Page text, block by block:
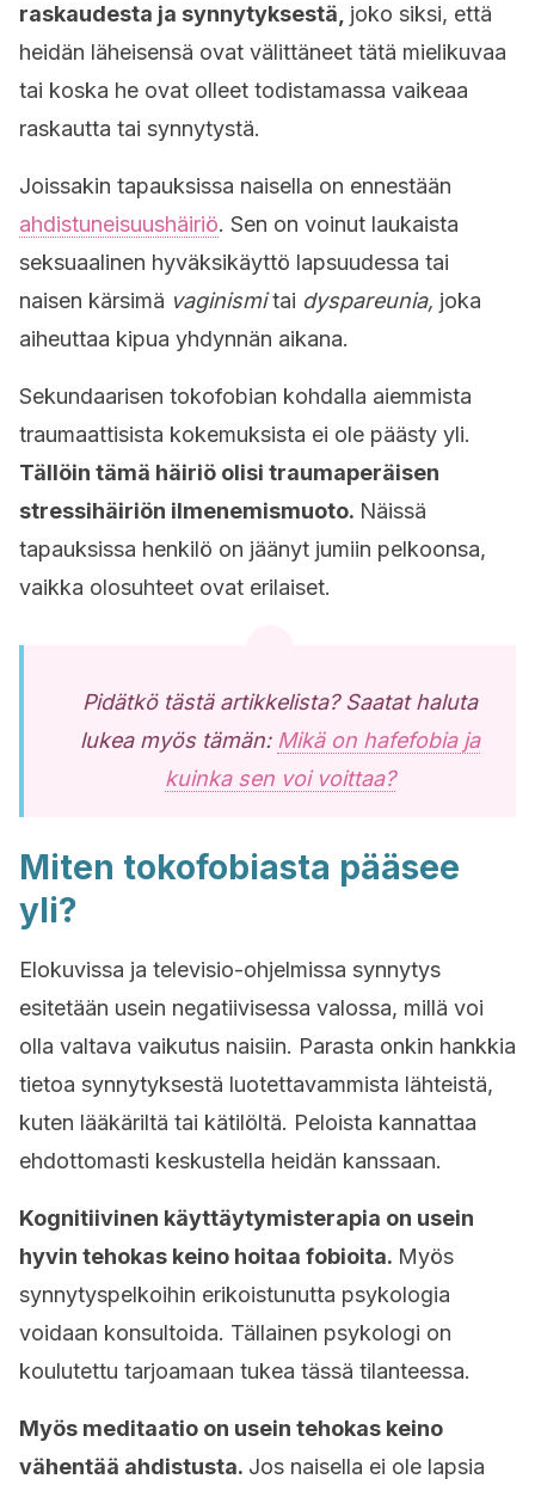
raskaudesta ja synnytyksestä, joko siksi, että
heidän läheisensä ovat välittäneet tätä mielikuvaa
tai koska he ovat olleet todistamassa vaikeaa
raskautta tai synnytystä.
Joissakin tapauksissa naisella on ennestään
ahdistuneisuushäiriö. Sen on voinut laukaista
seksuaalinen hyväksikäyttö lapsuudessa tai
naisen kärsimä vaginismitai dyspareunia, joka
aiheuttaa kipua yhdynnän aikana.
Sekundaarisen tokofobian kohdalla aiemmista
traumaattisista kokemuksista ei ole päästy yli.
Tällöin tämä häiriö olisi traumaperäisen
stressihäiriön ilmenemismuoto. Näissä
tapauksissa henkilö on jäänyt jumiin pelkoonsa,
vaikka olosuhteet ovat erilaiset.
Pidätkö tästä artikkelista? Saatat haluta
lukea myös tämän: Mikä on hafefobia ja
kuinka sen voi voittaa?
Miten tokofobiasta pääsee
yli?
Elokuvissa ja televisio-ohjelmissa synnytys
esitetään usein negatiivisessa valossa, millä voi
olla valtava vaikutus naisiin. Parasta onkin hankkia
tietoa synnytyksestä luotettavammista lähteistä,
kuten lääkäriltä tai kätilöltä. Peloista kannattaa
ehdottomasti keskustella heidän kanssaan.
Kognitiivinen käyttäytymisterapia on usein
hyvin tehokas keino hoitaa fobioita. Myös
synnytyspelkoihin erikoistunutta psykologia
voidaan konsultoida. Tällainen psykologi on
koulutettu tarjoamaan tukea tässä tilanteessa.
Myös meditaatio on usein tehokas keino
vähentää ahdistusta. Jos naisella ei ole lapsia